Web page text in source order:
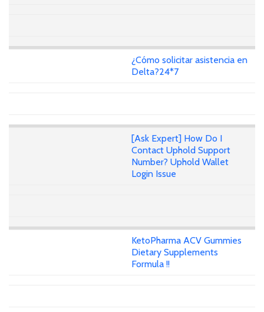
¿Cómo solicitar asistencia en
Delta?24*7
[Ask Expert] How Do I
Contact Uphold Support
Number? Uphold Wallet
Login Issue
KetoPharma ACV Gummies
Dietary Supplements
Formula !!